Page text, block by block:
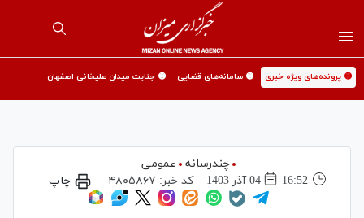
🟡 پرونده‌های ویژه خبری 🟡 سامانه‌های قضایی 🟡 جنایت میدان علیخانی اصفهان
چندرسانه
عمومی
16:52
04 آذر 1403 کد خبر: ۴۸۰۵۸۶۷ چاپ